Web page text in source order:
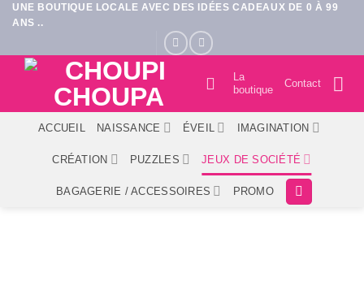
Passer
au
UNE BOUTIQUE LOCALE AVEC DES IDÉES CADEAUX DE 0 À 99
ANS ..
La
boutique
Contact
ACCUEIL NAISSANCE ÉVEIL IMAGINATION
CRÉATION PUZZLES JEUX DE SOCIÉTÉ
BAGAGERIE / ACCESSOIRES PROMO